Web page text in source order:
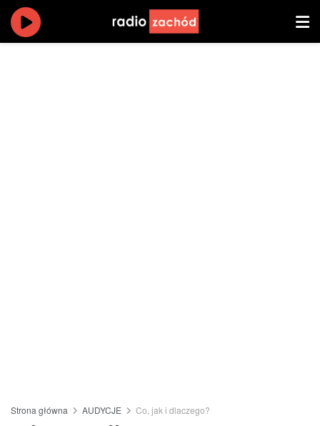
Strona główna AUDYCJE Co, jak i dlaczego?